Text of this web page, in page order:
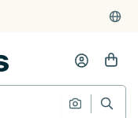
Suche